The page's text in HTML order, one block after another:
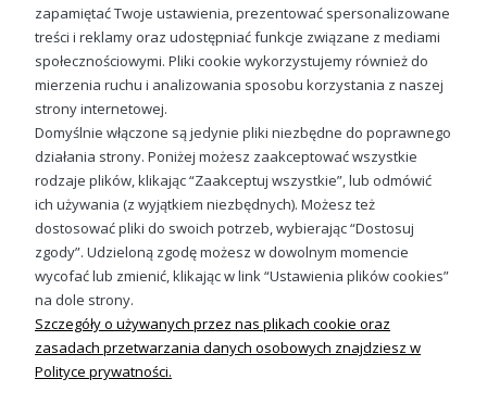
Bluza Bieszczady męska z nadrukiem
89,88 zł
Sprawdź nasze social media
zapamiętać Twoje ustawienia, prezentować spersonalizowane
treści i reklamy oraz udostępniać funkcje związane z mediami
społecznościowymi. Pliki cookie wykorzystujemy również do
mierzenia ruchu i analizowania sposobu korzystania z naszej
strony internetowej.
Domyślnie włączone są jedynie pliki niezbędne do poprawnego
działania strony. Poniżej możesz zaakceptować wszystkie
rodzaje plików, klikając “Zaakceptuj wszystkie”, lub odmówić
ich używania (z wyjątkiem niezbędnych). Możesz też
dostosować pliki do swoich potrzeb, wybierając “Dostosuj
zgody”. Udzieloną zgodę możesz w dowolnym momencie
wycofać lub zmienić, klikając w link “Ustawienia plików cookies”
na dole strony.
Szczegóły o używanych przez nas plikach cookie oraz
zasadach przetwarzania danych osobowych znajdziesz w
Polityce prywatności.